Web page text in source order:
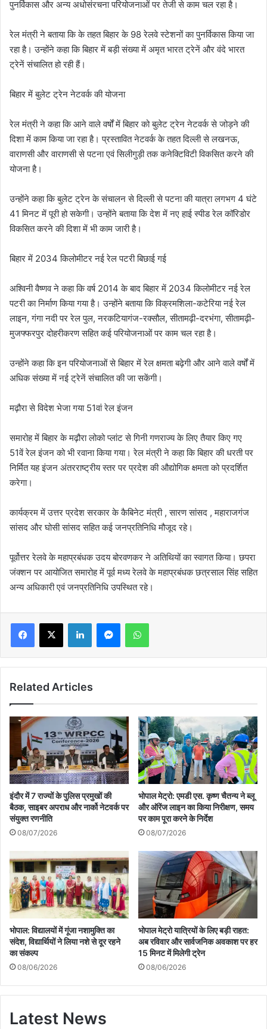
पुनर्विकास और अन्य अधोसंरचना परियोजनाओं पर तेजी से काम चल रहा है।
रेल मंत्री ने बताया कि के तहत बिहार के 98 रेलवे स्टेशनों का पुनर्विकास किया जा
रहा है। उन्होंने कहा कि बिहार में बड़ी संख्या में अमृत भारत ट्रेनें और वंदे भारत
ट्रेनें संचालित हो रही हैं।
बिहार में बुलेट ट्रेन नेटवर्क की योजना
रेल मंत्री ने कहा कि आने वाले वर्षों में बिहार को बुलेट ट्रेन नेटवर्क से जोड़ने की
दिशा में काम किया जा रहा है। प्रस्तावित नेटवर्क के तहत दिल्ली से लखनऊ,
वाराणसी और वाराणसी से पटना एवं सिलीगुड़ी तक कनेक्टिविटी विकसित करने की
योजना है।
उन्होंने कहा कि बुलेट ट्रेन के संचालन से दिल्ली से पटना की यात्रा लगभग 4 घंटे
41 मिनट में पूरी हो सकेगी। उन्होंने बताया कि देश में नए हाई स्पीड रेल कॉरिडोर
विकसित करने की दिशा में भी काम जारी है।
बिहार में 2034 किलोमीटर नई रेल पटरी बिछाई गई
अश्विनी वैष्णव ने कहा कि वर्ष 2014 के बाद बिहार में 2034 किलोमीटर नई रेल
पटरी का निर्माण किया गया है। उन्होंने बताया कि विक्रमशिला-कटेरिया नई रेल
लाइन, गंगा नदी पर रेल पुल, नरकटियागंज-रक्सौल, सीतामढ़ी-दरभंगा, सीतामढ़ी-
मुजफ्फरपुर दोहरीकरण सहित कई परियोजनाओं पर काम चल रहा है।
उन्होंने कहा कि इन परियोजनाओं से बिहार में रेल क्षमता बढ़ेगी और आने वाले वर्षों में
अधिक संख्या में नई ट्रेनें संचालित की जा सकेंगी।
मढ़ौरा से विदेश भेजा गया 51वां रेल इंजन
समारोह में बिहार के मढ़ौरा लोको प्लांट से गिनी गणराज्य के लिए तैयार किए गए
51वें रेल इंजन को भी रवाना किया गया। रेल मंत्री ने कहा कि बिहार की धरती पर
निर्मित यह इंजन अंतरराष्ट्रीय स्तर पर प्रदेश की औद्योगिक क्षमता को प्रदर्शित
करेगा।
कार्यक्रम में उत्तर प्रदेश सरकार के कैबिनेट मंत्री , सारण सांसद , महाराजगंज
सांसद और घोसी सांसद सहित कई जनप्रतिनिधि मौजूद रहे।
पूर्वोत्तर रेलवे के महाप्रबंधक उदय बोरवणकर ने अतिथियों का स्वागत किया। छपरा
जंक्शन पर आयोजित समारोह में पूर्व मध्य रेलवे के महाप्रबंधक छत्रसाल सिंह सहित
अन्य अधिकारी एवं जनप्रतिनिधि उपस्थित रहे।
LinkedInMessengerWhatsApp
Related Articles
इंदौर में 7 राज्यों के पुलिस प्रमुखों की
बैठक, साइबर अपराध और नार्को नेटवर्क पर
संयुक्त रणनीति
08/07/2026
भोपाल मेट्रो: एमडी एस. कृष्ण चैतन्य ने ब्लू
और ऑरेंज लाइन का किया निरीक्षण, समय
पर काम पूरा करने के निर्देश
08/07/2026
भोपाल: विद्यालयों में गूंजा नशामुक्ति का
संदेश, विद्यार्थियों ने लिया नशे से दूर रहने
का संकल्प
08/06/2026
भोपाल मेट्रो यात्रियों के लिए बड़ी राहत:
अब रविवार और सार्वजनिक अवकाश पर हर
15 मिनट में मिलेगी ट्रेन
08/06/2026
Latest News